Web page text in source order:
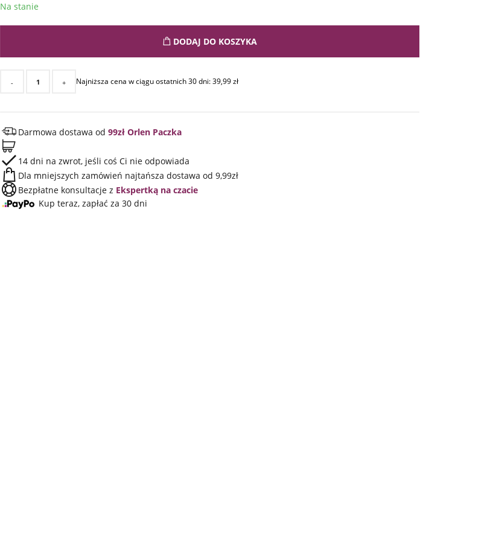
Na stanie
DODAJ DO KOSZYKA
- + Najniższa cena w ciągu ostatnich 30 dni:39,99zł
Darmowa dostawa od 99zł Orlen Paczka
14 dni na zwrot, jeśli coś Ci nie odpowiada
Dla mniejszych zamówień najtańsza dostawa od 9,99zł
Bezpłatne konsultacje z Ekspertką na czacie
Kup teraz, zapłać za 30 dni